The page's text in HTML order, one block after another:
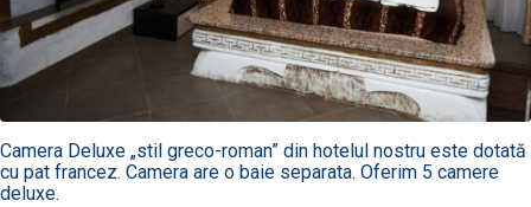
Camera Deluxe „stil greco-roman” din hotelul nostru este dotată
cu pat francez. Camera are o baie separata. Oferim 5 camere
deluxe.